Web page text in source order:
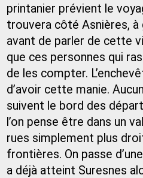
printanier prévient le
trouvera côté Asnières,
avant de parler de cette
que ces personnes qui
de les compter.
d’avoir cette manie.
suivent le bord des
l’on pense être dans un
rues simplement plus
frontières. On passe
a déjà atteint Suresnes